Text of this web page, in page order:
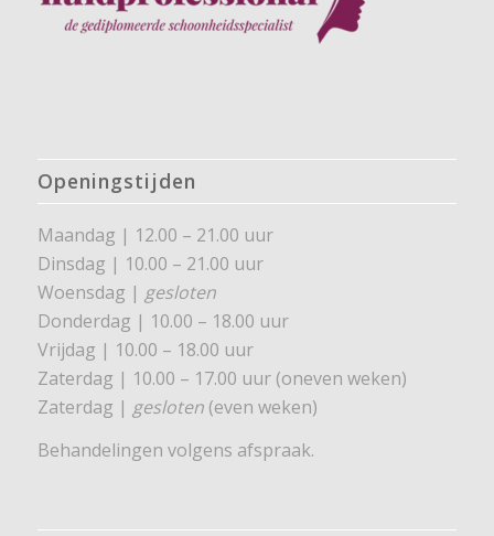
Openingstijden
Maandag | 12.00 – 21.00 uur
Dinsdag | 10.00 – 21.00 uur
Woensdag | gesloten
Donderdag | 10.00 – 18.00 uur
Vrijdag | 10.00 – 18.00 uur
Zaterdag | 10.00 – 17.00 uur (oneven weken)
Zaterdag | gesloten(even weken)
Behandelingen volgens afspraak.